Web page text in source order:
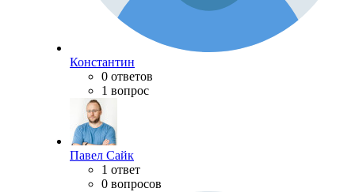
Константин
0 ответов
1 вопрос
Павел Сайк
1 ответ
0 вопросов